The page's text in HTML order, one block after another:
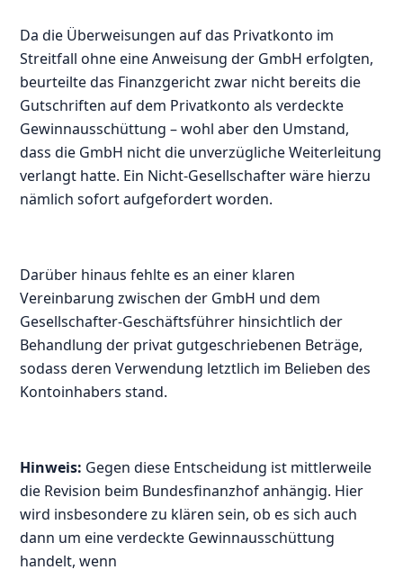
Da die Überweisungen auf das Privatkonto im
Streitfall ohne eine Anweisung der GmbH erfolgten,
beurteilte das Finanzgericht zwar nicht bereits die
Gutschriften auf dem Privatkonto als verdeckte
Gewinnausschüttung – wohl aber den Umstand,
dass die GmbH nicht die unverzügliche Weiterleitung
verlangt hatte. Ein Nicht-Gesellschafter wäre hierzu
nämlich sofort aufgefordert worden.
Darüber hinaus fehlte es an einer klaren
Vereinbarung zwischen der GmbH und dem
Gesellschafter-Geschäftsführer hinsichtlich der
Behandlung der privat gutgeschriebenen Beträge,
sodass deren Verwendung letztlich im Belieben des
Kontoinhabers stand.
Hinweis: Gegen diese Entscheidung ist mittlerweile
die Revision beim Bundesfinanzhof anhängig. Hier
wird insbesondere zu klären sein, ob es sich auch
dann um eine verdeckte Gewinnausschüttung
handelt, wenn